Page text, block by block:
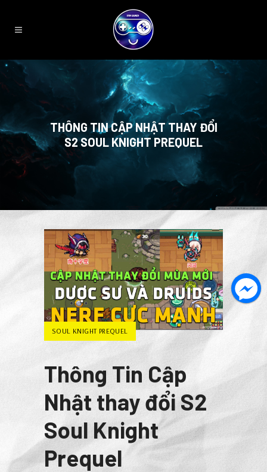
THÔNG TIN CẬP NHẬT THAY ĐỔI
S2 SOUL KNIGHT PREQUEL
SOUL KNIGHT PREQUEL
Thông Tin Cập
Nhật thay đổi S2
Soul Knight
Prequel